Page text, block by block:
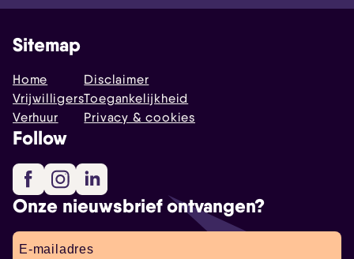
Sitemap
Home
Vrijwilligers
Verhuur
Disclaimer
Toegankelijkheid
Privacy & cookies
Follow
FacebookInstagram
Onze nieuwsbrief ontvangen?